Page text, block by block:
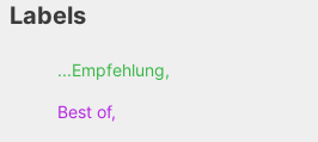
Labels
...Empfehlung,
Best of,